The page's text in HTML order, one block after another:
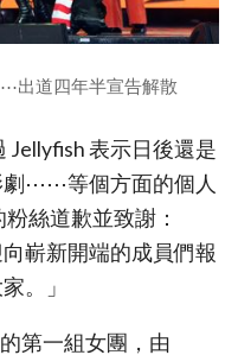
出道四年半宣告解散
Jellyfish 表示日後還是
劇⋯⋯等個方面的個人
絲道歉並致謝：
嶄新開端的成員們報
。」
第一組女團，由